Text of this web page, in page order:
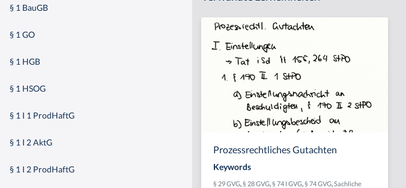
§ 1 BauGB
§ 1 GO
§ 1 HGB
§ 1 HSOG
§ 1 I 1 ProdHaftG
§ 1 I 2 AktG
§ 1 I 2 ProdHaftG
Prozessrechtliches Gutachten
Keywords
§ 29 GVG,§ 28 GVG,§ 74 I GVG,§ 74 GVG,Sachliche